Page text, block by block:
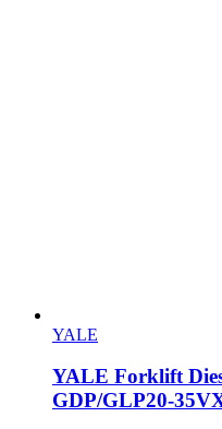
YALE
YALE Forklift
GDP/GLP20-